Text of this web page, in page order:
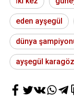
eden ayşegül
dünya
ayşegül karagöz